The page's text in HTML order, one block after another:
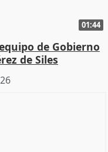
01:44
de Gobierno
de Siles